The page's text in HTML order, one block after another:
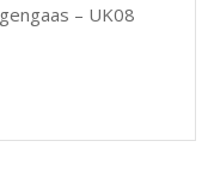
– UK08